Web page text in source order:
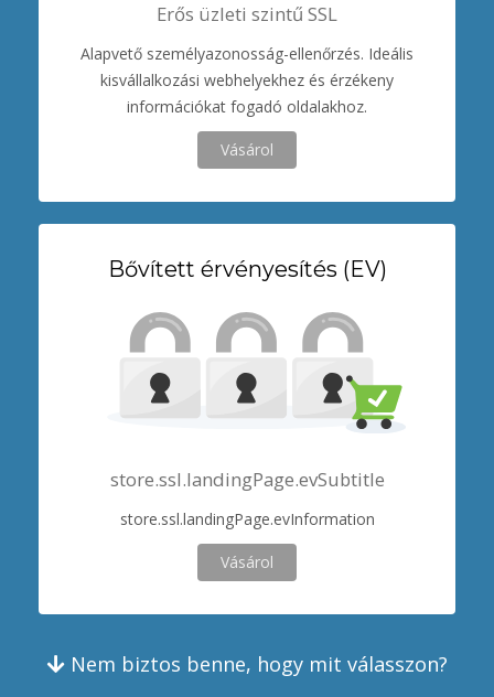
Erős üzleti szintű SSL
Alapvető személyazonosság-ellenőrzés. Ideális
kisvállalkozási webhelyekhez és érzékeny
információkat fogadó oldalakhoz.
Vásárol
Bővített érvényesítés (EV)
store.ssl.landingPage.evSubtitle
store.ssl.landingPage.evInformation
Vásárol
Nem biztos benne, hogy mit válasszon?